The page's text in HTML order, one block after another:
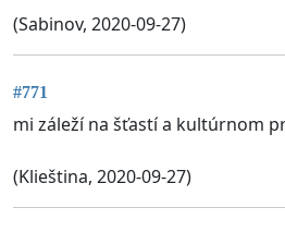
(Sabinov, 2020-09-27)
#771
mi záleží na šťastí a kultúrnom
(Klieština, 2020-09-27)